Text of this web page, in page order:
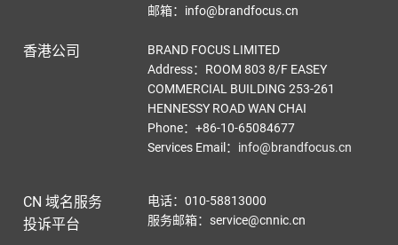
邮箱：info@brandfocus.cn
香港公司
BRAND FOCUS LIMITED
Address：ROOM 803 8/F EASEY
COMMERCIAL BUILDING 253-261
HENNESSY ROAD WAN CHAI
Phone：+86-10-65084677
Services Email ： info@brandfocus.cn
CN 域名服务
投诉平台
电话：010-58813000
服务邮箱：service@cnnic.cn